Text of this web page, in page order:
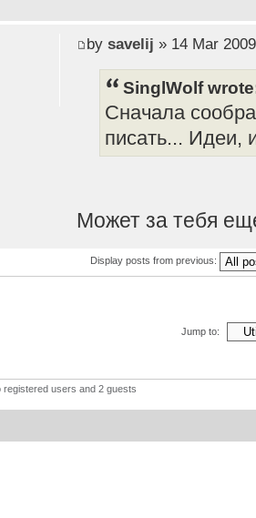
by savelij » 14 Mar
SinglWolf
Сначала
писать... Идеи,
Может за тебя
Display posts from previous:
Jump to:
users and 2 guests